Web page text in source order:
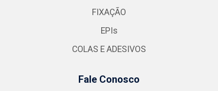
FIXAÇÃO
EPIs
COLAS E ADESIVOS
Fale Conosco